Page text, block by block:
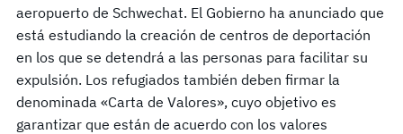
aeropuerto de Schwechat. El Gobierno ha anunciado que
está estudiando la creación de centros de deportación
en los que se detendrá a las personas para facilitar su
expulsión. Los refugiados también deben firmar la
denominada «Carta de Valores», cuyo objetivo es
garantizar que están de acuerdo con los valores